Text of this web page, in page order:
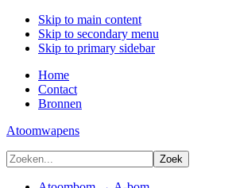
Skip to main content
Skip to secondary menu
Skip to primary sidebar
Home
Contact
Bronnen
Atoomwapens